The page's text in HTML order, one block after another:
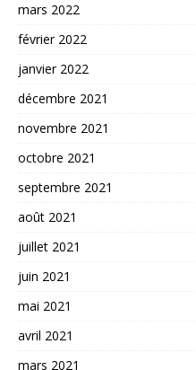
mars 2022
février 2022
janvier 2022
décembre 2021
novembre 2021
octobre 2021
septembre 2021
août 2021
juillet 2021
juin 2021
mai 2021
avril 2021
mars 2021